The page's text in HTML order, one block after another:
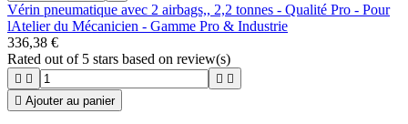
Vérin pneumatique avec 2 airbags,, 2,2 tonnes - Qualité Pro - Pour
lAtelier du Mécanicien - Gamme Pro & Industrie
336,38 €
Rated out of 5 stars based on review(s)
   
 Ajouter au panier